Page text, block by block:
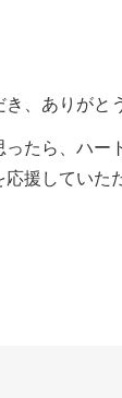
、ありがと
たら、ハー
援していた